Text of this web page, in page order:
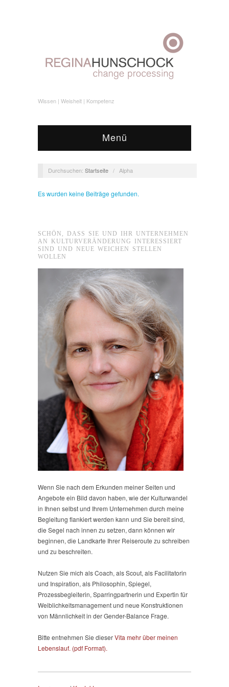
Wissen | Weisheit | Kompetenz
Menü
Durchsuchen: Startseite / Alpha
Es wurden keine Beiträge gefunden.
SCHÖN, DASS SIE UND IHR UNTERNEHMEN
AN KULTURVERÄNDERUNG INTERESSIERT
SIND UND NEUE WEICHEN STELLEN
WOLLEN
Wenn Sie nach dem Erkunden meiner Seiten und
Angebote ein Bild davon haben, wie der Kulturwandel
in Ihnen selbst und Ihrem Unternehmen durch meine
Begleitung flankiert werden kann und Sie bereit sind,
die Segel nach innen zu setzen, dann können wir
beginnen, die Landkarte Ihrer Reiseroute zu schreiben
und zu beschreiten.
Nutzen Sie mich als Coach, als Scout, als Facilitatorin
und Inspiration, als Philosophin, Spiegel,
Prozessbegleiterin, Sparringpartnerin und Expertin für
Weiblichkeitsmanagement und neue Konstruktionen
von Männlichkeit in der Gender-Balance Frage.
Bitte entnehmen Sie dieserVita mehr über meinen
Lebenslauf. (pdf Format).